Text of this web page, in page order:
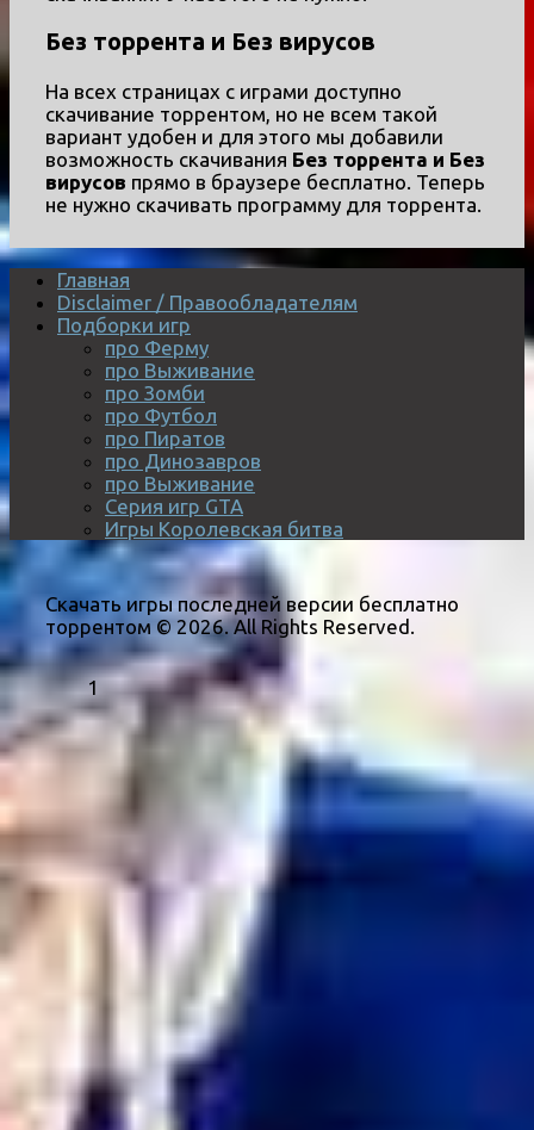
Без торрента и Без вирусов
На всех страницах с играми доступно
скачивание торрентом, но не всем такой
вариант удобен и для этого мы добавили
возможность скачивания Без торрента и Без
вирусов прямо в браузере бесплатно. Теперь
не нужно скачивать программу для торрента.
Главная
Disclaimer / Правообладателям
Подборки игр
про Ферму
про Выживание
про Зомби
про Футбол
про Пиратов
про Динозавров
про Выживание
Серия игр GTA
Игры Королевская битва
Скачать игры последней версии бесплатно
торрентом © 2026. All Rights Reserved.
1